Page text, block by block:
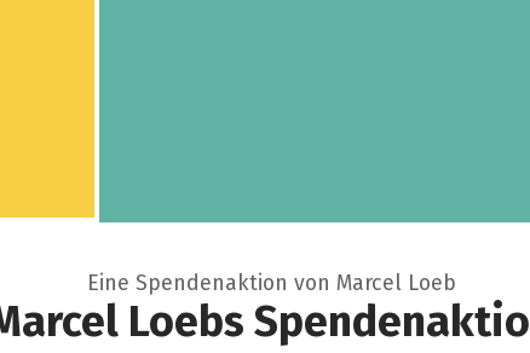
Eine Spendenaktion von Marcel Loeb
Loebs